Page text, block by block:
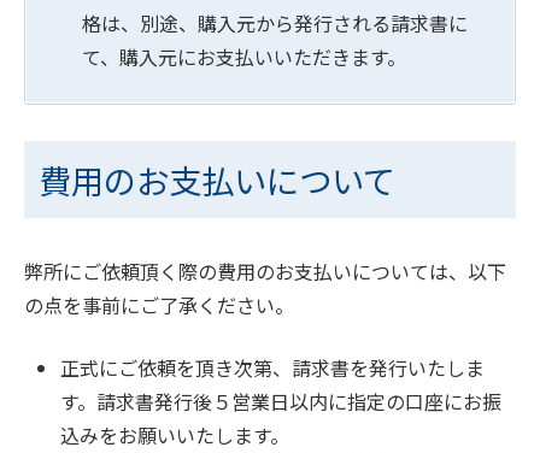
格は、別途、購入元から発行される請求書に
て、購入元にお支払いいただきます。
費用のお支払いについて
弊所にご依頼頂く際の費用のお支払いについては、以下
の点を事前にご了承ください。
正式にご依頼を頂き次第、請求書を発行いたしま
す。請求書発行後５営業日以内に指定の口座にお振
込みをお願いいたします。